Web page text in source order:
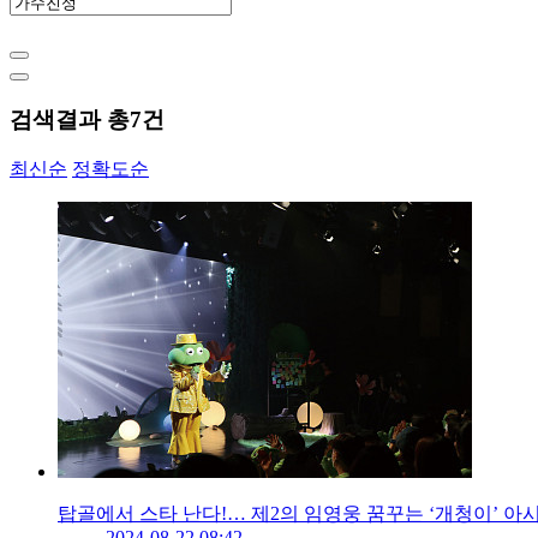
검색결과 총7건
최신순 정확도순
탑골에서 스타 난다!… 제2의 임영웅 꿈꾸는 ‘개청이’ 아